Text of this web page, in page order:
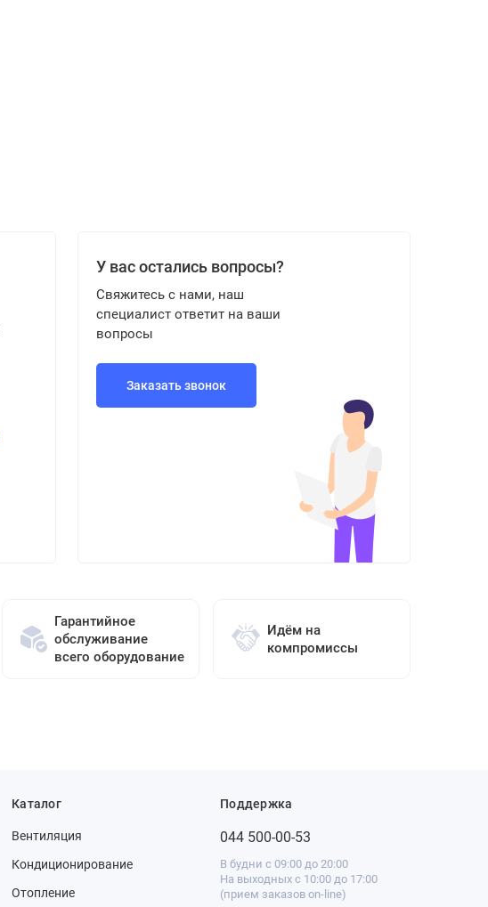
У вас остались вопросы?
Свяжитесь с нами, наш
специалист ответит на ваши
вопросы
Заказать звонок
Гарантийное
обслуживание
всего оборудование
Идём на
компромиссы
Каталог
Вентиляция
Кондиционирование
Отопление
Поддержка
044 500-00-53
В будни с 09:00 до 20:00
На выходных с 10:00 до 17:00
(прием заказов on-line)